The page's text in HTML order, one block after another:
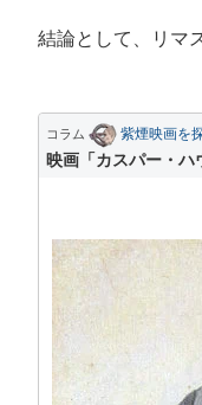
結論として、リマ
コラム 紫煙映画を
映画「カスパー・ハ